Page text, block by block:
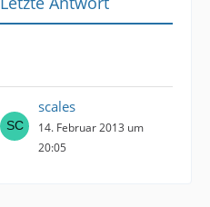
scales
14. Februar 2013 um
20:05